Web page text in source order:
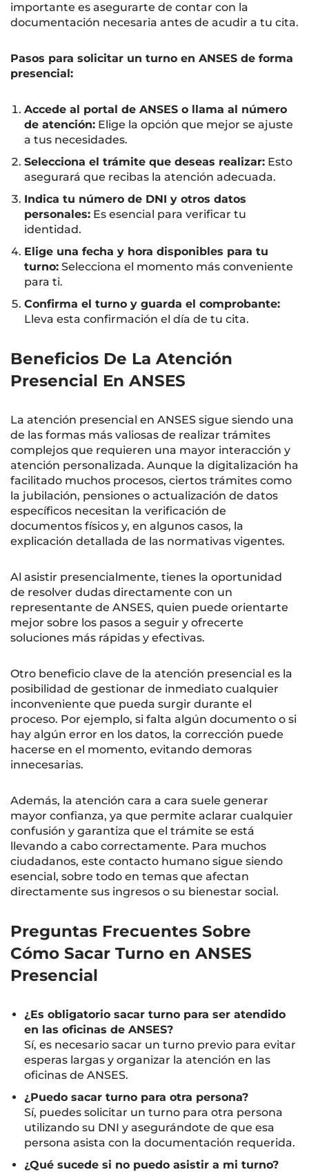
importante es asegurarte de contar con la
documentación necesaria antes de acudir a tu cita.
Pasos para solicitar un turno en ANSES de forma
presencial:
Accede al portal de ANSES o llama al número
de atención: Elige la opción que mejor se ajuste
a tus necesidades.
Selecciona el trámite que deseas realizar: Esto
asegurará que recibas la atención adecuada.
Indica tu número de DNI y otros datos
personales: Es esencial para verificar tu
identidad.
Elige una fecha y hora disponibles para tu
turno: Selecciona el momento más conveniente
para ti.
Confirma el turno y guarda el comprobante:
Lleva esta confirmación el día de tu cita.
Beneficios De La Atención
Presencial En ANSES
La atención presencial en ANSES sigue siendo una
de las formas más valiosas de realizar trámites
complejos que requieren una mayor interacción y
atención personalizada. Aunque la digitalización ha
facilitado muchos procesos, ciertos trámites como
la jubilación, pensiones o actualización de datos
específicos necesitan la verificación de
documentos físicos y, en algunos casos, la
explicación detallada de las normativas vigentes.
Al asistir presencialmente, tienes la oportunidad
de resolver dudas directamente con un
representante de ANSES, quien puede orientarte
mejor sobre los pasos a seguir y ofrecerte
soluciones más rápidas y efectivas.
Otro beneficio clave de la atención presencial es la
posibilidad de gestionar de inmediato cualquier
inconveniente que pueda surgir durante el
proceso. Por ejemplo, si falta algún documento o si
hay algún error en los datos, la corrección puede
hacerse en el momento, evitando demoras
innecesarias.
Además, la atención cara a cara suele generar
mayor confianza, ya que permite aclarar cualquier
confusión y garantiza que el trámite se está
llevando a cabo correctamente. Para muchos
ciudadanos, este contacto humano sigue siendo
esencial, sobre todo en temas que afectan
directamente sus ingresos o su bienestar social.
Preguntas Frecuentes Sobre
Cómo Sacar Turno en ANSES
Presencial
¿Es obligatorio sacar turno para ser atendido
en las oficinas de ANSES?
Sí, es necesario sacar un turno previo para evitar
esperas largas y organizar la atención en las
oficinas de ANSES.
¿Puedo sacar turno para otra persona?
Sí, puedes solicitar un turno para otra persona
utilizando su DNI y asegurándote de que esa
persona asista con la documentación requerida.
¿Qué sucede si no puedo asistir a mi turno?